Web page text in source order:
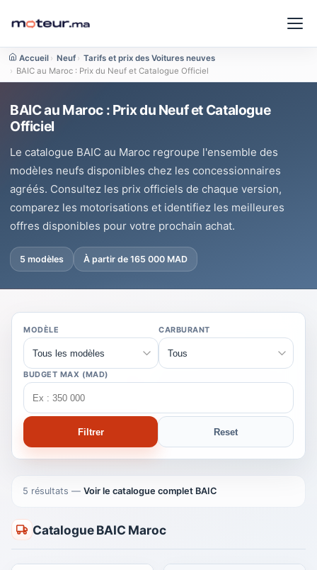
Accueil › Neuf › Tarifs et prix des Voitures neuves
› BAIC au Maroc : Prix du Neuf et Catalogue Officiel
BAIC au Maroc : Prix du Neuf et Catalogue
Officiel
Le catalogue BAIC au Maroc regroupe l'ensemble des
modèles neufs disponibles chez les concessionnaires
agréés. Consultez les prix officiels de chaque version,
comparez les motorisations et identifiez les meilleures
offres disponibles pour votre prochain achat.
5 modèles À partir de 165 000 MAD
MODÈLE CARBURANT
BUDGET MAX (MAD)
Filtrer Reset
5 résultats — Voir le catalogue complet BAIC
Catalogue BAIC Maroc